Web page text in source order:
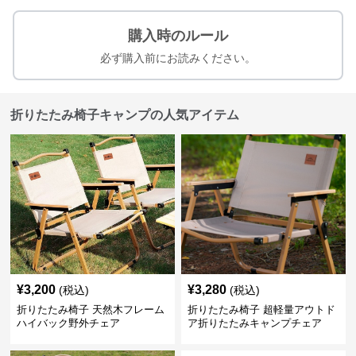
購入時のルール
必ず購入前にお読みください。
折りたたみ椅子キャンプの人気アイテム
¥3,200 (税込)
折りたたみ椅子 天然木フレーム
ハイバック野外チェア
¥3,280 (税込)
折りたたみ椅子 超軽量アウトド
ア折りたたみキャンプチェア